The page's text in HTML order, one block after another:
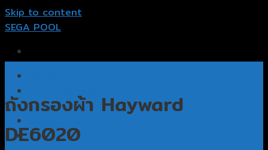
Skip to content
SEGA POOL
รับสร้างสระว่ายน้ำ
ติดต่อเรา
ถังกรองผ้า Hayward
DE6020